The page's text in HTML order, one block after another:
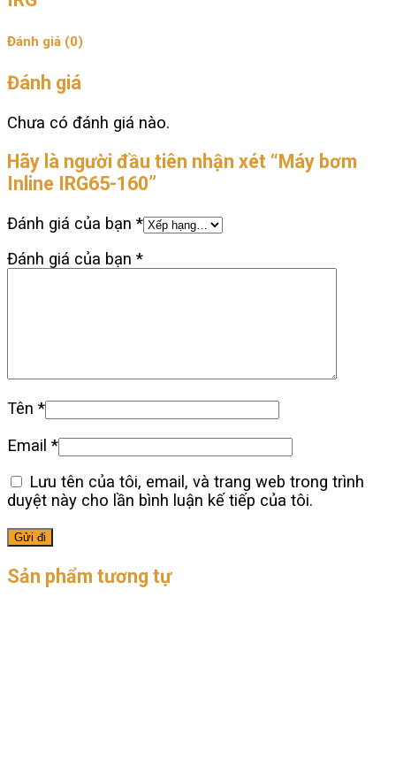
Đánh giá (0)
Đánh giá
Chưa có đánh giá nào.
Hãy là người đầu tiên nhận xét “Máy bơm
Inline IRG65-160”
Đánh giá của bạn *
Đánh giá của bạn *
Tên *
Email *
Lưu tên của tôi, email, và trang web trong trình
duyệt này cho lần bình luận kế tiếp của tôi.
Sản phẩm tương tự